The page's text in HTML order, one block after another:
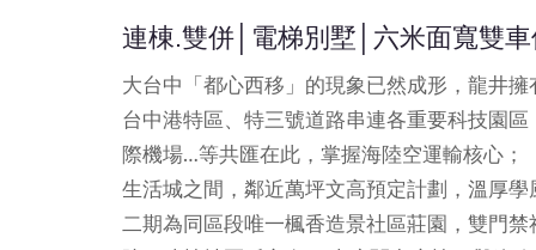
連棟.雙併│電梯別墅│六米面寬雙
大台中「都心西移」的現象已然成形，龍井
台中港特區、特三號道路串連各重要科技園
際機場…等共匯在此，掌握海陸空運輸核心；
生活城之間，鄰近萬坪文高預定計劃，溫厚
二期為同區段唯一楓香造景社區莊園，雙門